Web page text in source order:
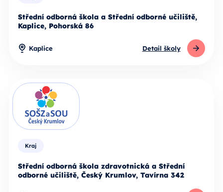
Střední odborná škola a Střední odborné učiliště,
Kaplice, Pohorská 86
Kaplice Detail školy
Kraj
Střední odborná škola zdravotnická a Střední
odborné učiliště, Český Krumlov, Tavírna 342